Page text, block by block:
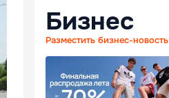
Бизнес
Разместить бизнес-новость